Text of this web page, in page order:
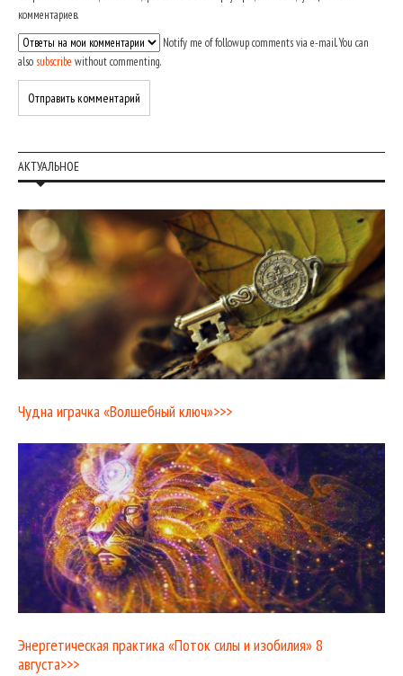
комментариев.
Notify me of followup comments via e-mail. You can
also subscribe without commenting.
АКТУАЛЬНОЕ
Чудна играчка «Волшебный ключ»>>>
Энергетическая практика «Поток силы и изобилия» 8
августа>>>